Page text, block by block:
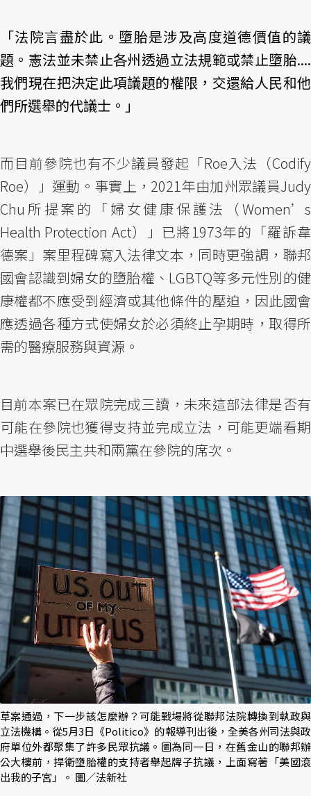
「法院言盡於此。墮胎是涉及高度道德價值的議
題。憲法並未禁止各州透過立法規範或禁止墮胎....
我們現在把決定此項議題的權限，交還給人民和他
們所選舉的代議士。」
而目前參院也有不少議員發起「Roe入法（Codify
Roe）」運動。事實上，2021年由加州眾議員Judy
Chu所提案的「婦女健康保護法（Women’s
Health Protection Act）」已將1973年的「羅訴韋
德案」案里程碑寫入法律文本，同時更強調，聯邦
國會認識到婦女的墮胎權、LGBTQ等多元性別的健
康權都不應受到經濟或其他條件的壓迫，因此國會
應透過各種方式使婦女於必須終止孕期時，取得所
需的醫療服務與資源。
目前本案已在眾院完成三讀，未來這部法律是否有
可能在參院也獲得支持並完成立法，可能更端看期
中選舉後民主共和兩黨在參院的席次。
草案通過，下一步該怎麼辦？可能戰場將從聯邦法院轉換到執政與
立法機構。從5月3日《Politico》的報導刊出後，全美各州司法與政
府單位外都聚集了許多民眾抗議。圖為同一日，在舊金山的聯邦辦
公大樓前，捍衛墮胎權的支持者舉起牌子抗議，上面寫著「美國滾
出我的子宮」。 圖／法新社